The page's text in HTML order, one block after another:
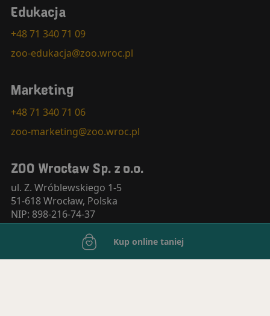
Edukacja
+48 71 340 71 09
zoo-edukacja@zoo.wroc.pl
Marketing
+48 71 340 71 06
zoo-marketing@zoo.wroc.pl
ZOO Wrocław Sp. z o.o.
ul. Z. Wróblewskiego 1-5
51-618 Wrocław, Polska
NIP: 898-216-74-37
KRS: 0000350789
+48 71 348 30 24
zoo-sekretariat@zoo.wroc.pl
Kup online taniej